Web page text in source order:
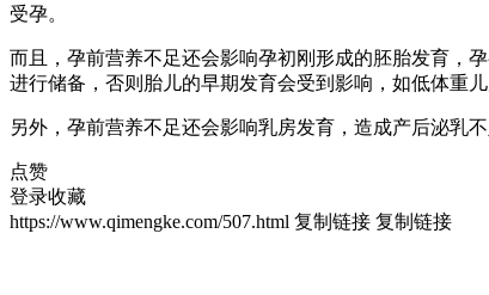
受孕。
而且，孕前营养不足还会影响孕初刚形成的胚胎发育，
进行储备，否则胎儿的早期发育会受到影响，如低体重儿
另外，孕前营养不足还会影响乳房发育，造成产后泌乳不
点赞
登录收藏
https://www.qimengke.com/507.html 复制链接 复制链接